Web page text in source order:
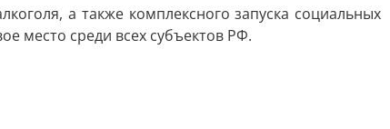
а также комплексного запуска социальных
место среди всех субъектов РФ.